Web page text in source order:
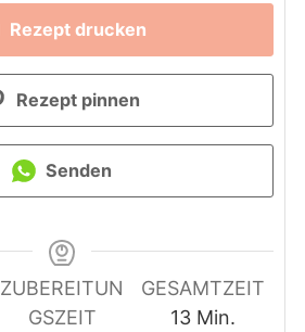
Rezept drucken
Rezept pinnen
Senden
ZUBEREITUN
GSZEIT
GESAMTZEIT
13Minuten
Min.